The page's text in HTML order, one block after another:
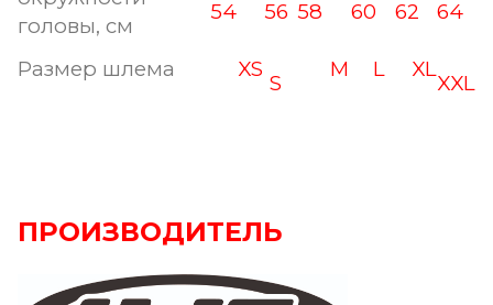
головы, см
54
56 58
60 62 64
Размер шлема XS
S
M L XL
XXL
ПРОИЗВОДИТЕЛЬ